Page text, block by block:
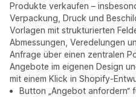
Produkte verkaufen –
Verpackung, Druck und
Vorlagen mit strukturierten
Abmessungen, Veredelungen
Anfrage über einen zentralen
Angebote im eigenen Design
mit einem Klick in Shopify-
Button „Angebot anfordern“